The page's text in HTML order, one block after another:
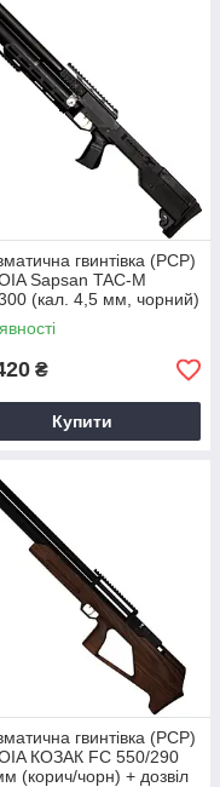
гвинтівка (PCP)
Sapsan TAC-M
(кал. 4,5 мм, чорний)
₴
Купити
гвинтівка (РСР)
КОЗАК FC 550/290
(корич/чорн) + дозвіл